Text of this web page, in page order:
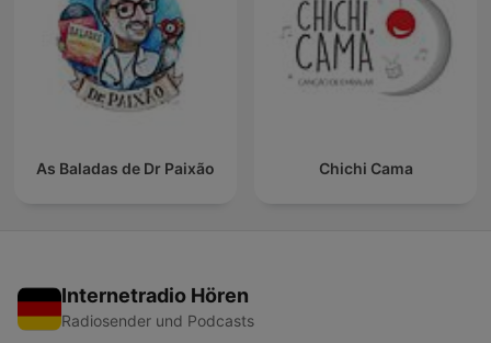
As Baladas de Dr Paixão Chichi Cama
Internetradio Hören
Radiosender und Podcasts